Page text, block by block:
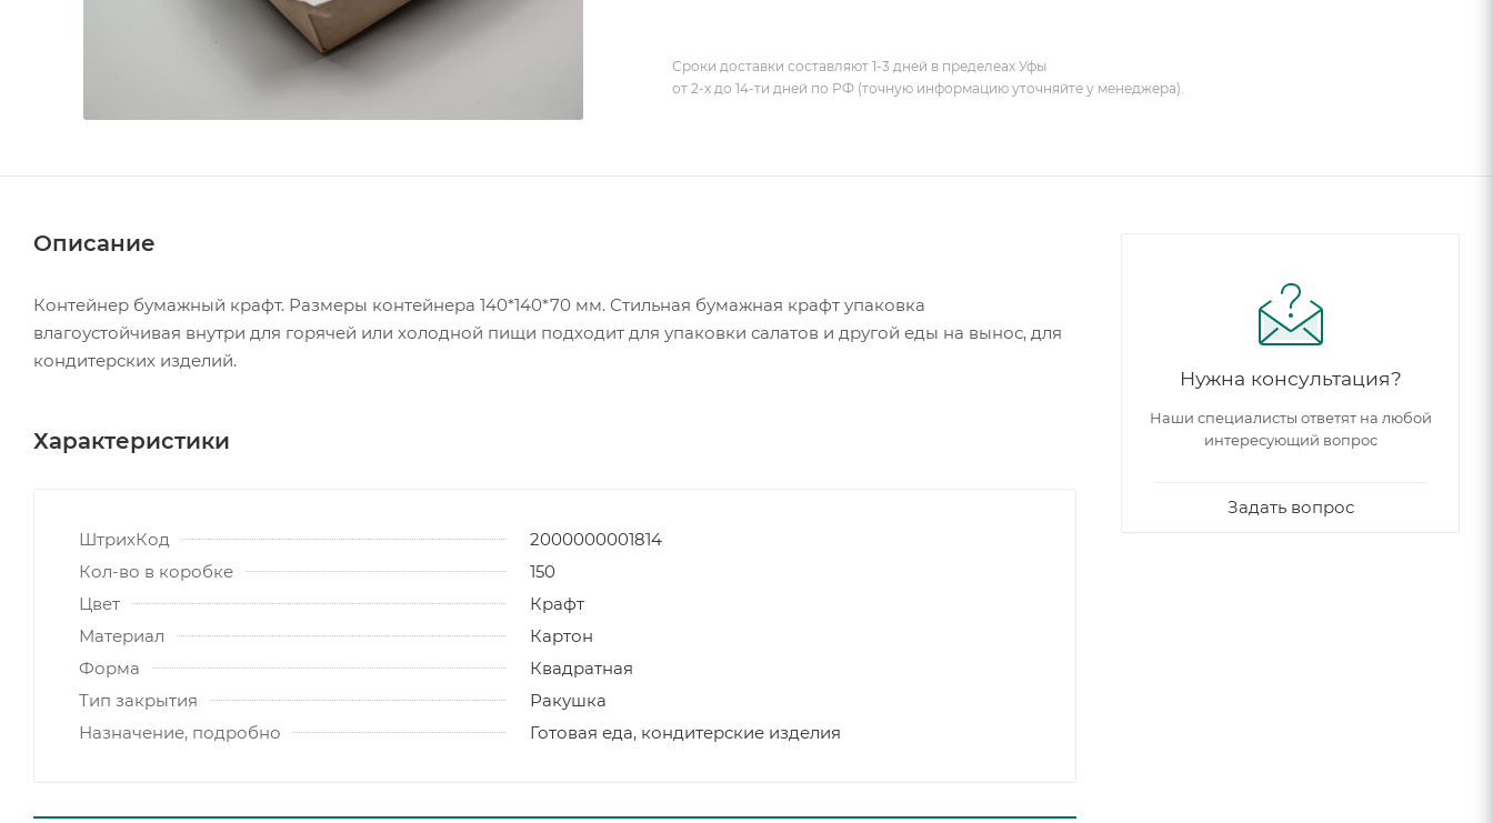
Сроки доставки составляют 1-3 дней в пределеах Уфы
от 2-х до 14-ти дней по РФ (точную информацию уточняйте у менеджера).
Описание
Контейнер бумажный крафт. Размеры контейнера 140*140*70 мм. Стильная бумажная крафт упаковка
влагоустойчивая внутри для горячей или холодной пищи подходит для упаковки салатов и другой еды на вынос, для
кондитерских изделий.
Характеристики
ШтрихКод
2000000001814
Кол-во в коробке
150
Цвет
Крафт
Материал
Картон
Форма
Квадратная
Тип закрытия
Ракушка
Назначение, подробно
Готовая еда, кондитерские изделия
Нужна консультация?
Наши специалисты ответят на любой
интересующий вопрос
Задать вопрос